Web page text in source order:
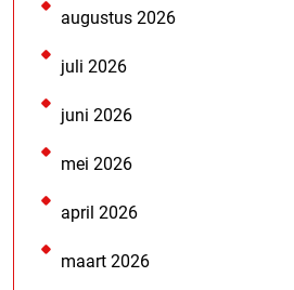
augustus 2026
juli 2026
juni 2026
mei 2026
april 2026
maart 2026